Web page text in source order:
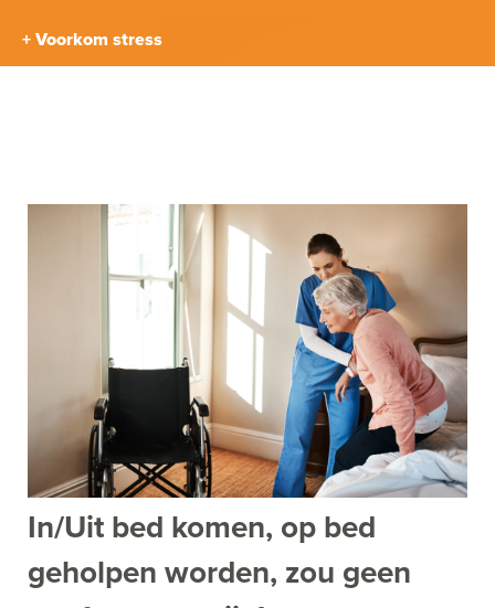
+ Voorkom stress
In/Uit bed komen, op bed
geholpen worden, zou geen